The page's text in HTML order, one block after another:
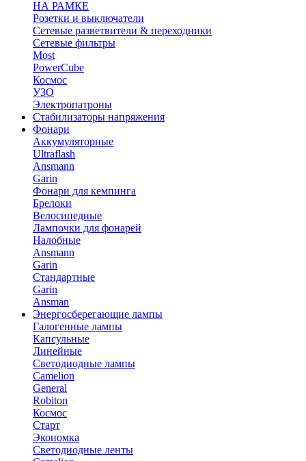
НА РАМКЕ
Розетки и выключатели
Сетевые разветвители & переходники
Сетевые фильтры
Most
PowerCube
Космос
УЗО
Электропатроны
Стабилизаторы напряжения
Фонари
Аккумуляторные
Ultraflash
Ansmann
Garin
Фонари для кемпинга
Брелоки
Велосипедные
Лампочки для фонарей
Налобные
Ansmann
Garin
Стандартные
Garin
Ansman
Энергосберегающие лампы
Галогенные лампы
Капсульные
Линейные
Светодиодные лампы
Camelion
General
Robiton
Космос
Старт
Экономка
Светодиодные ленты